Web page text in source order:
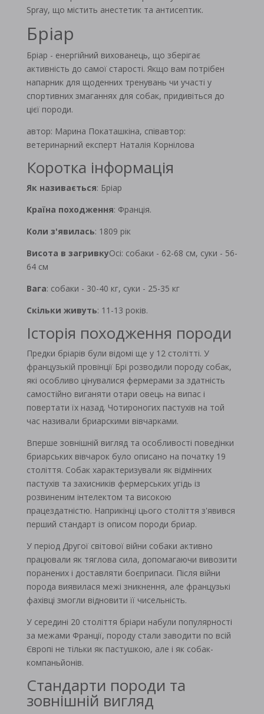
Spray, що містить анестетик та антисептик.
Бріар
Бріар - енергійний вихованець, що зберігає
активність до самої старості. Якщо вам потрібен
напарник для щоденних тренувань чи участі у
спортивних змаганнях для собак, придивіться до
цієї породи.
автор: Марина Покаташкіна, співавтор:
ветеринарний експерт Наталія Корнілова
Коротка інформація
Як називається: Бріар
Країна походження: Франція.
Коли з'явилась: 1809 рік
Висота в загривкуОсі: собаки - 62-68 см, суки - 56-
64 см
Вага: собаки - 30-40 кг, суки - 25-35 кг
Скільки живуть: 11-13 років.
Історія походження породи
Предки бріарів були відомі ще у 12 столітті. У
французькій провінції Брі розводили породу собак,
які особливо цінувалися фермерами за здатність
самостійно виганяти отари овець на випас і
повертати їх назад. Чотироногих пастухів на той
час називали бриарскими вівчарками.
Вперше зовнішній вигляд та особливості поведінки
бриарських вівчарок було описано на початку 19
століття. Собак характеризували як відмінних
пастухів та захисників фермерських угідь із
розвиненим інтелектом та високою
працездатністю. Наприкінці цього століття з'явився
перший стандарт із описом породи бриар.
У період Другої світової війни собаки активно
працювали як тяглова сила, допомагаючи вивозити
поранених і доставляти боєприпаси. Після війни
порода виявилася межі зникнення, але французькі
фахівці змогли відновити її чисельність.
У середині 20 століття бріари набули популярності
за межами Франції, породу стали заводити по всій
Європі не тільки як пастушкою, але і як собак-
компаньйонів.
Стандарти породи та
зовнішній вигляд